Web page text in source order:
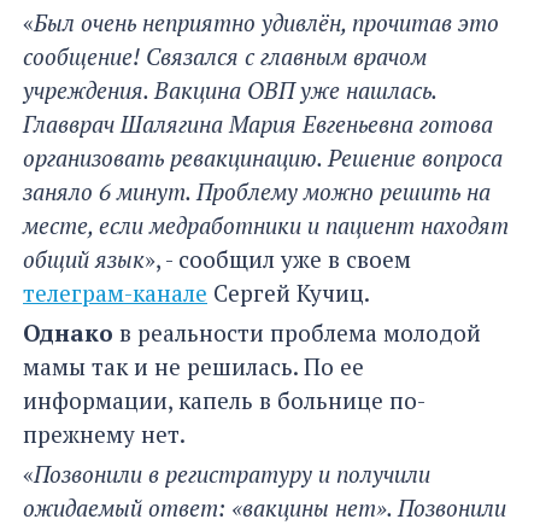
«Был очень неприятно удивлён, прочитав это
сообщение! Связался с главным врачом
учреждения. Вакцина ОВП уже нашлась.
Главврач Шалягина Мария Евгеньевна готова
организовать ревакцинацию. Решение вопроса
заняло 6 минут. Проблему можно решить на
месте, если медработники и пациент находят
общий язык», - сообщил уже в своем
телеграм-канале Сергей Кучиц.
Однако в реальности проблема молодой
мамы так и не решилась. По ее
информации, капель в больнице по-
прежнему нет.
«Позвонили в регистратуру и получили
ожидаемый ответ: «вакцины нет». Позвонили